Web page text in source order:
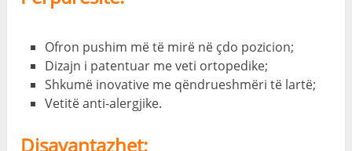
Ofron pushim më të mirë në çdo pozicion;
Dizajn i patentuar me veti ortopedike;
Shkumë inovative me qëndrueshmëri të lartë;
Vetitë anti-alergjike.
Disavantazhet: